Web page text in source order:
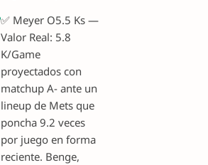
✅ Meyer O5.5 Ks —
Valor Real: 5.8
K/Game
proyectados con
matchup A- ante un
lineup de Mets que
poncha 9.2 veces
por juego en forma
reciente. Benge,